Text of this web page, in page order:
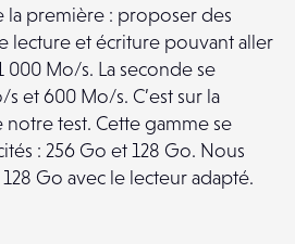
la première : proposer des
lecture et écriture pouvant aller
000 Mo/s. La seconde se
et 600 Mo/s. C’est sur la
test. Cette gamme se
: 256 Go et 128 Go. Nous
Go avec le lecteur adapté.